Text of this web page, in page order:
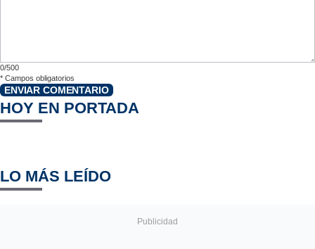
0/500
* Campos obligatorios
ENVIAR COMENTARIO
HOY EN PORTADA
LO MÁS LEÍDO